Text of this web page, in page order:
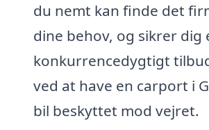
du nemt kan finde det
dine behov, og sikrer dig
konkurrencedygtigt
ved at have en carport i
bil beskyttet mod vejret.